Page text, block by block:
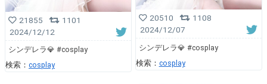
21855
1101
2024/12/12
シンデレラ💎 #cosplay
検索： cosplay
20510
1108
2024/12/07
シンデレラ💎 #cosplay
検索： cosplay